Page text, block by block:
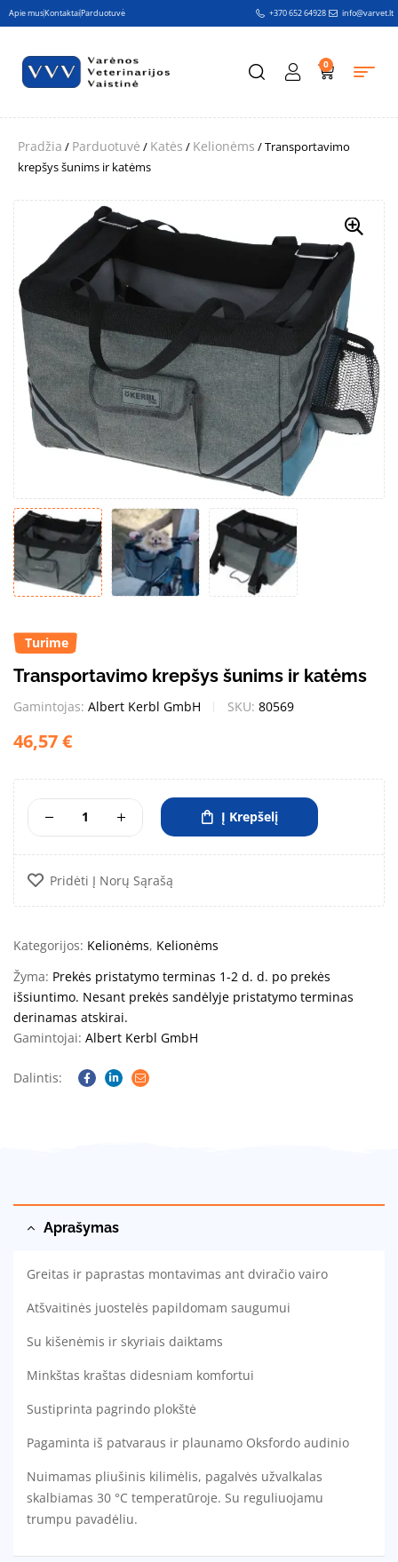
Apie musKontaktaiParduotuvė +370 652 64928 info@varvet.lt
0
Pradžia / Parduotuvė / Katės / Kelionėms / Transportavimo
krepšys šunims ir katėms
Turime
Transportavimo krepšys šunims ir katėms
Gamintojas: Albert Kerbl GmbH SKU: 80569
46,57€
Į Krepšelį
Pridėti Į Norų Sąrašą
Kategorijos: Kelionėms, Kelionėms
Žyma: Prekės pristatymo terminas 1-2 d. d. po prekės
išsiuntimo. Nesant prekės sandėlyje pristatymo terminas
derinamas atskirai.
Gamintojai: Albert Kerbl GmbH
Dalintis:
Facebook
Linkedin
Email
Aprašymas
Greitas ir paprastas montavimas ant dviračio vairo
Atšvaitinės juostelės papildomam saugumui
Su kišenėmis ir skyriais daiktams
Minkštas kraštas didesniam komfortui
Sustiprinta pagrindo plokštė
Pagaminta iš patvaraus ir plaunamo Oksfordo audinio
Nuimamas pliušinis kilimėlis, pagalvės užvalkalas
skalbiamas 30 °C temperatūroje. Su reguliuojamu
trumpu pavadėliu.